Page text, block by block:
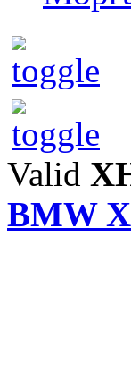
Valid
BMW